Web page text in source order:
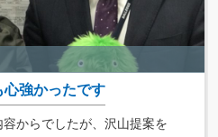
強かったです
からでしたが、沢山提案を